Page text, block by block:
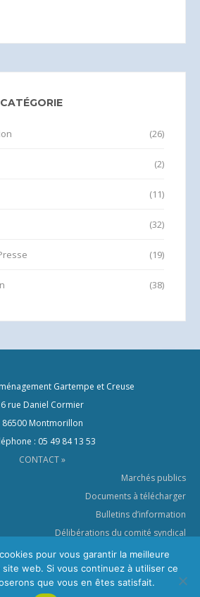
(26)
(2)
(11)
(32)
(19)
(38)
Gartempe et Creuse
6 rue Daniel Cormier
86500 Montmorillon
: 05 49 84 13 53
CONTACT »
Marchés publics
Documents à télécharger
Bulletins d’information
Délibérations du comité syndical
Le SYAGC dans les médias
Crédits & Mentions légales
Politique de confidentialité
pour vous garantir la meilleure
web. Si vous continuez à utiliser ce
que vous en êtes satisfait.